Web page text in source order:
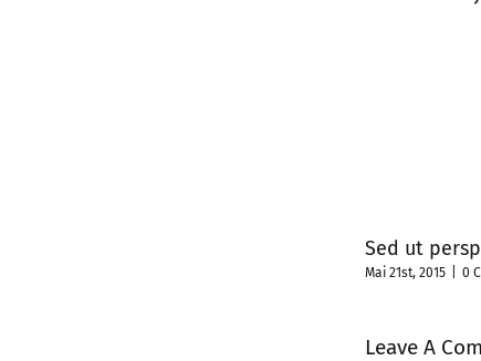
Sed ut
Mai 21st, 2015 0
Leave A